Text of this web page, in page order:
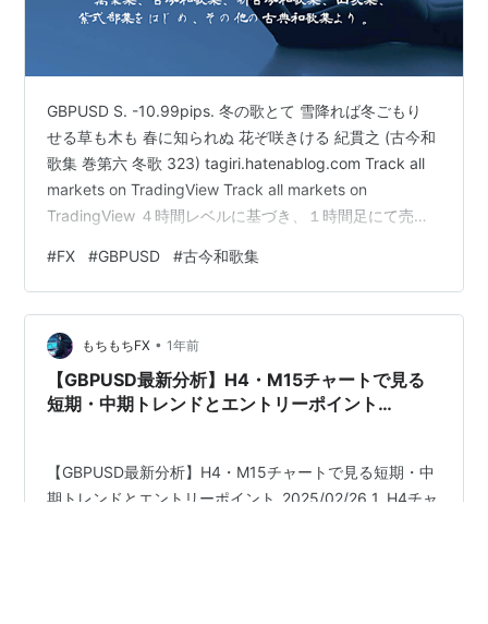
GBPUSD S. -10.99pips. 冬の歌とて 雪降れば冬ごもり
せる草も木も 春に知られぬ 花ぞ咲きける 紀貫之 (古今和
歌集 巻第六 冬歌 323) tagiri.hatenablog.com Track all
markets on TradingView Track all markets on
TradingView ４時間レベルに基づき、１時間足にて売り
（Sell Stop）を設定いたしましたが、起床後にチャート
を確認いたしましたところ、価格が１時間足の４HMAを
上回り、その後、評価損の状態となっておりました。状
況をふまえ、…
#FX #GBPUSD #古今和歌集
もちもちFX • 1年前
【GBPUSD最新分析】H4・M15チャートで見る
短期・中期トレンドとエントリーポイント